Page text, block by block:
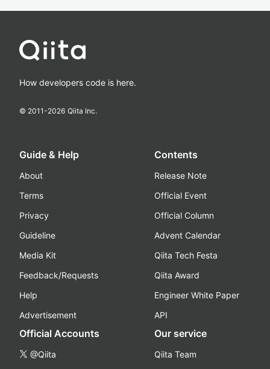
How developers code is here.
© 2011-2026 Qiita Inc.
Guide & Help
About
Terms
Privacy
Guideline
Media Kit
Feedback/Requests
Help
Advertisement
Contents
Release Note
Official Event
Official Column
Advent Calendar
Qiita Tech Festa
Qiita Award
Engineer White Paper
API
Official Accounts
@Qiita
Our service
Qiita Team